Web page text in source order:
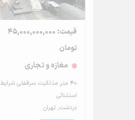
قیمت: 45,000,000,000
تومان
مغازه و تجاری
۴۰ متر مذلکیت سرقفلی شرایط
استثنائی
دردشت, تهران